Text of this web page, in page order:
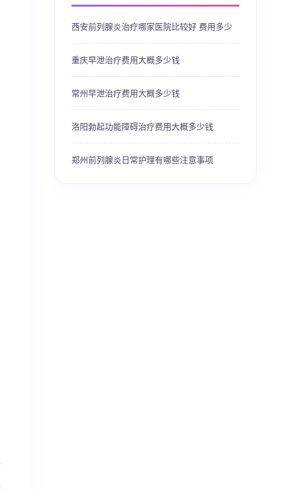
西安前列腺炎治疗哪家医院比较好 费用多少
重庆早泄治疗费用大概多少钱
常州早泄治疗费用大概多少钱
洛阳勃起功能障碍治疗费用大概多少钱
郑州前列腺炎日常护理有哪些注意事项